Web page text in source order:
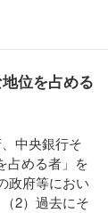
位を占める
中央銀行そ
占める者」を
政府等におい
2）過去にそ